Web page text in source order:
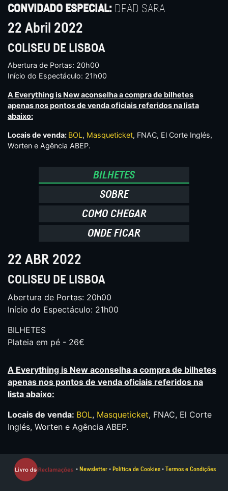
CONVIDADO ESPECIAL: DEAD SARA
22 Abril 2022
COLISEU DE LISBOA
Abertura de Portas: 20h00
Início do Espectáculo: 21h00
A Everything is New aconselha a compra de bilhetes
apenas nos pontos de venda oficiais referidos na lista
abaixo:
Locais de venda: BOL, Masqueticket, FNAC, El Corte Inglés,
Worten e Agência ABEP.
BILHETES
SOBRE
COMO CHEGAR
ONDE FICAR
22 ABR 2022
COLISEU DE LISBOA
Abertura de Portas: 20h00
Início do Espectáculo: 21h00
BILHETES
Plateia em pé - 26€
A Everything is New aconselha a compra de bilhetes
apenas nos pontos de venda oficiais referidos na
lista abaixo:
Locais de venda: BOL, Masqueticket, FNAC, El Corte
Inglés, Worten e Agência ABEP.
• Newsletter• Política de Cookies• Termos e Condições